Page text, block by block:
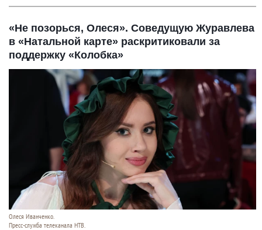
«Не позорься, Олеся». Соведущую Журавлева
в «Натальной карте» раскритиковали за
поддержку «Колобка»
Олеся Иванченко.
Пресс-служба телеканала НТВ.